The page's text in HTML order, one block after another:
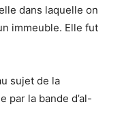
dans laquelle on
immeuble. Elle fut
sujet de la
par la bande d’al-